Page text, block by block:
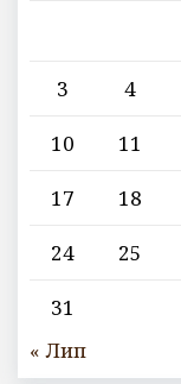
3
4
10
11
17
18
24
25
31
« Лип